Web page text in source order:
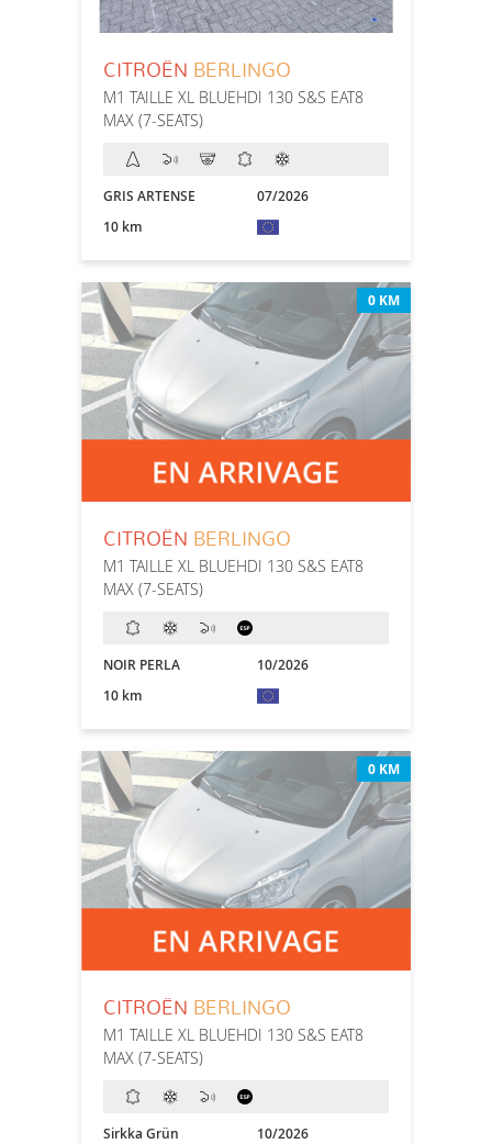
CITROËN BERLINGO
M1 TAILLE XL BLUEHDI 130 S&S EAT8
MAX (7-SEATS)
GRIS ARTENSE
07/2026
10 km
0 KM
CITROËN BERLINGO
M1 TAILLE XL BLUEHDI 130 S&S EAT8
MAX (7-SEATS)
NOIR PERLA
10/2026
10 km
0 KM
CITROËN BERLINGO
M1 TAILLE XL BLUEHDI 130 S&S EAT8
MAX (7-SEATS)
Sirkka Grün
10/2026